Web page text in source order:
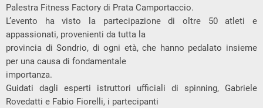
Palestra Fitness Factory di Prata Camportaccio.
L’evento ha visto la partecipazione di oltre 50 atleti e
appassionati, provenienti da tutta la
provincia di Sondrio, di ogni età, che hanno pedalato insieme
per una causa di fondamentale
importanza.
Guidati dagli esperti istruttori ufficiali di spinning, Gabriele
Rovedatti e Fabio Fiorelli, i partecipanti